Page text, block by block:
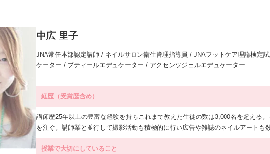
中広 里子
JNA常任本部認定講師 / ネイルサロン衛生管理指導員 / JNAフットケア理論検定
ケーター / プティールエデュケーター / アクセンツジェルエデュケーター
経歴（受賞歴含め）
講師歴25年以上の豊富な経験を持ちこれまで教えた生徒の数は3,000名を超える
を注ぐ。講師業と並行して撮影活動も積極的に行い広告や雑誌のネイルアートも
授業で大切にしていること